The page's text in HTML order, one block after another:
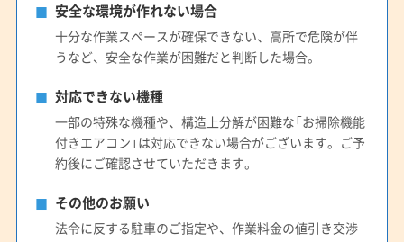
安全な環境が作れない場合
十分な作業スペースが確保できない、高所で危険が伴
うなど、安全な作業が困難だと判断した場合。
対応できない機種
一部の特殊な機種や、構造上分解が困難な「お掃除機能
付きエアコン」は対応できない場合がございます。ご予
約後にご確認させていただきます。
その他のお願い
法令に反する駐車のご指定や、作業料金の値引き交渉